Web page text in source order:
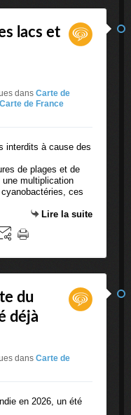
lacs et
dans Carte de
Carte de France
de plages et de
multiplication
ces
Lire la suite
du
déjà
dans Carte de